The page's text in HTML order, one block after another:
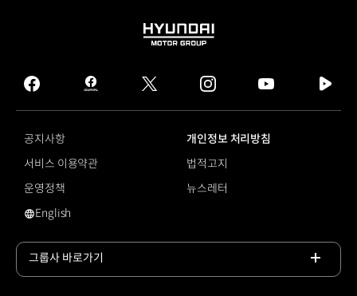
HYUNDAI
GROUP
facebook
hmg
journal
twitter instagram
tv
공지사항
개인정보 처리방침
서비스 이용약관
법적고지
운영정책
뉴스레터
영문 사이트로 이동
English
그룹사 바로가기